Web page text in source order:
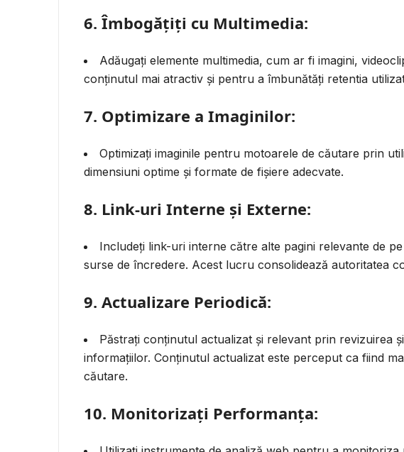
6. Îmbogățiți cu Multimedia:
Adăugați elemente multimedia, cum ar fi imagini,
conținutul mai atractiv și pentru a îmbunătăți retentia
7. Optimizare a Imaginilor:
Optimizați imaginile pentru motoarele de căutare prin
dimensiuni optime și formate de fișiere adecvate.
8. Link-uri Interne și Externe:
Includeți link-uri interne către alte pagini relevante de
surse de încredere. Acest lucru consolidează autoritatea
9. Actualizare Periodică:
Păstrați conținutul actualizat și relevant prin revizuirea
informațiilor. Conținutul actualizat este perceput ca fiind
căutare.
10. Monitorizați Performanța: